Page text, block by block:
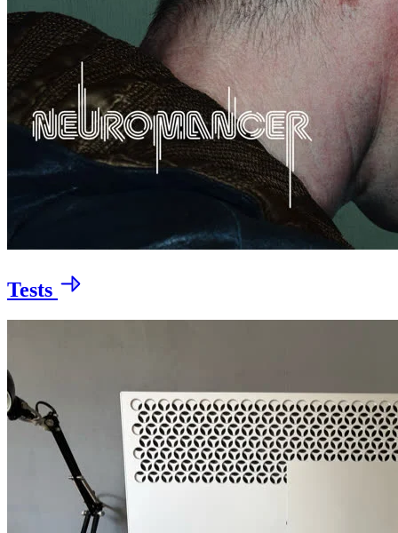
Tests